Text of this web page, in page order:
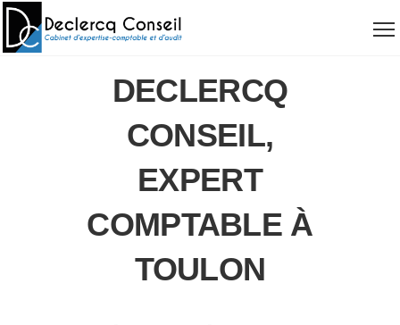
DECLERCQ
CONSEIL,
EXPERT
COMPTABLE À
TOULON